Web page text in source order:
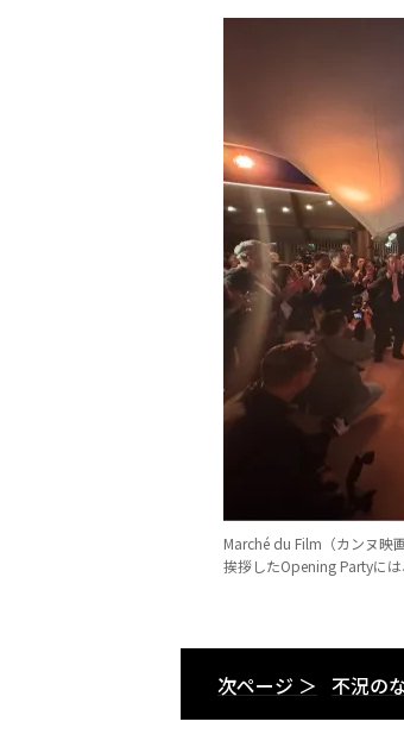
Marché du Film（カンヌ映
挨拶したOpening Partyに
次ページ ＞ 不況の